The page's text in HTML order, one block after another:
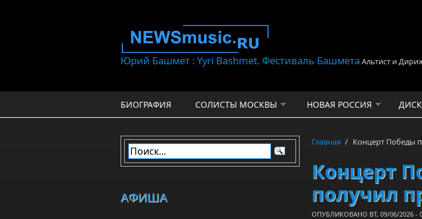
Юрий Башмет : Yyri Bashmet. Фестиваль Башмета Альтист и
БИОГРАФИЯ СОЛИСТЫ МОСКВЫ НОВАЯ РОССИЯ
АФИША
Главная / Концерт Победы
Концерт
получил
ОПУБЛИКОВАНО ВТ, 09/06/2026 -